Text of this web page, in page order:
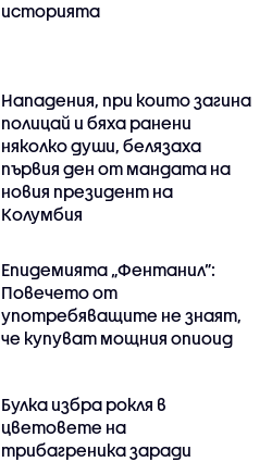
историята
Нападения, при които загина
полицай и бяха ранени
няколко души, белязаха
първия ден от мандата на
новия президент на
Колумбия
Епидемията „Фентанил”:
Повечето от
употребяващите не знаят,
че купуват мощния опиоид
Булка избра рокля в
цветовете на
трибагреника заради